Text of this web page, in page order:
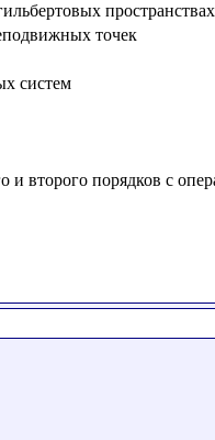
пространствах
точек
систем
и второго порядков с